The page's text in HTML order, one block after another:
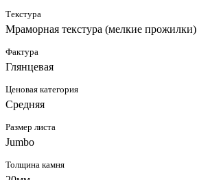
Текстура
Мраморная текстура (мелкие прожилки)
Фактура
Глянцевая
Ценовая категория
Средняя
Размер листа
Jumbo
Толщина камня